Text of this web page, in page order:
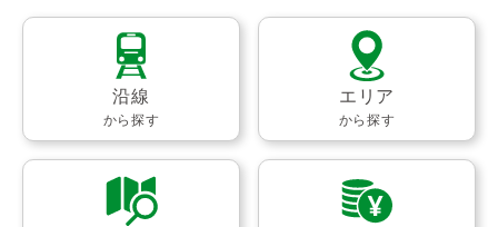
沿線
から探す
エリア
から探す